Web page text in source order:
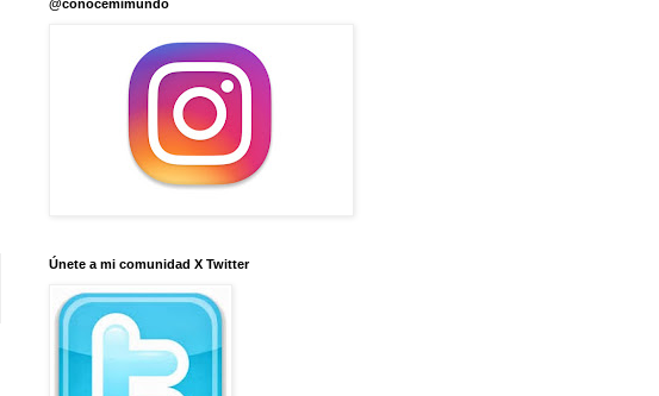
@conocemimundo
Únete a mi comunidad X Twitter